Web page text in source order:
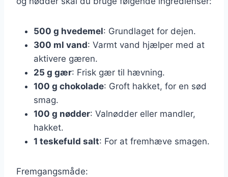
500 g hvedemel: Grundlaget for dejen.
300 ml vand: Varmt vand hjælper med at
aktivere gæren.
25 g gær: Frisk gær til hævning.
100 g chokolade: Groft hakket, for en sød
smag.
100 g nødder: Valnødder eller mandler,
hakket.
1 teskefuld salt: For at fremhæve smagen.
Fremgangsmåde: